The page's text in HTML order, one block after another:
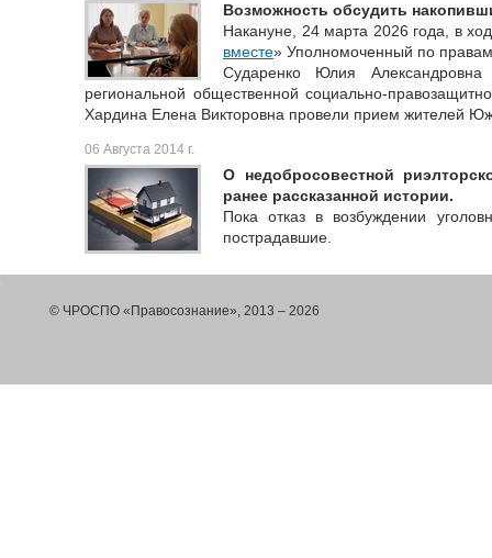
Возможность обсудить
Накануне, 24 марта 2026 года, в
вместе» Уполномоченный по
Сударенко Юлия Александровна
региональной общественной социально-
Хардина Елена Викторовна провели прием жителей
06 Августа 2014 г.
О недобросовестной
ранее рассказанной истории.
Пока отказ в возбуждении
пострадавшие.
© ЧРОСПО «Правосознание», 2013 – 2026